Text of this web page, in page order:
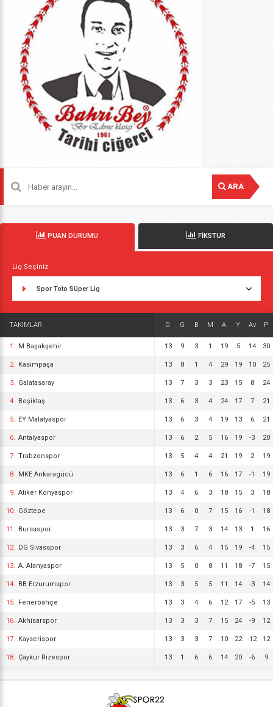
ARA
PUAN DURUMU FİKSTUR
Lig Seçiniz
Spor Toto Süper Lig
TAKIMLAR O G B M A Y Av P
1. M.Başakşehir 13 9 3 1 19 5 14 30
2. Kasımpaşa 13 8 1 4 29 19 10 25
3. Galatasaray 13 7 3 3 23 15 8 24
4. Beşiktaş 13 6 3 4 24 17 7 21
5. EY Malatyaspor 13 6 3 4 19 13 6 21
6. Antalyaspor 13 6 2 5 16 19 -3 20
7. Trabzonspor 13 5 4 4 21 19 2 19
8. MKE Ankaragücü 13 6 1 6 16 17 -1 19
9. Atiker Konyaspor 13 4 6 3 18 15 3 18
10. Göztepe 13 6 0 7 15 16 -1 18
11. Bursaspor 13 3 7 3 14 13 1 16
12. DG Sivasspor 13 3 6 4 15 19 -4 15
13. A. Alanyaspor 13 5 0 8 11 18 -7 15
14. BB Erzurumspor 13 3 5 5 11 14 -3 14
15. Fenerbahçe 13 3 4 6 12 17 -5 13
16. Akhisarspor 13 3 3 7 15 24 -9 12
17. Kayserispor 13 3 3 7 10 22 -12 12
18. Çaykur Rizespor 13 1 6 6 14 20 -6 9